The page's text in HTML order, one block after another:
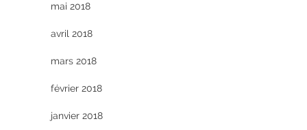
mai 2018
avril 2018
mars 2018
février 2018
janvier 2018